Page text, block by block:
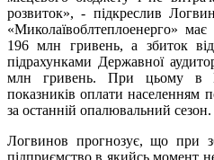
розвиток», - підкреслив
«Миколаївоблтеплоенерго»
196 млн гривень, а збиток від
підрахунками Державної
млн гривень. При цьому в
показників оплати населенням
за останній опалювальний сезон.
Логвинов прогнозує, що при